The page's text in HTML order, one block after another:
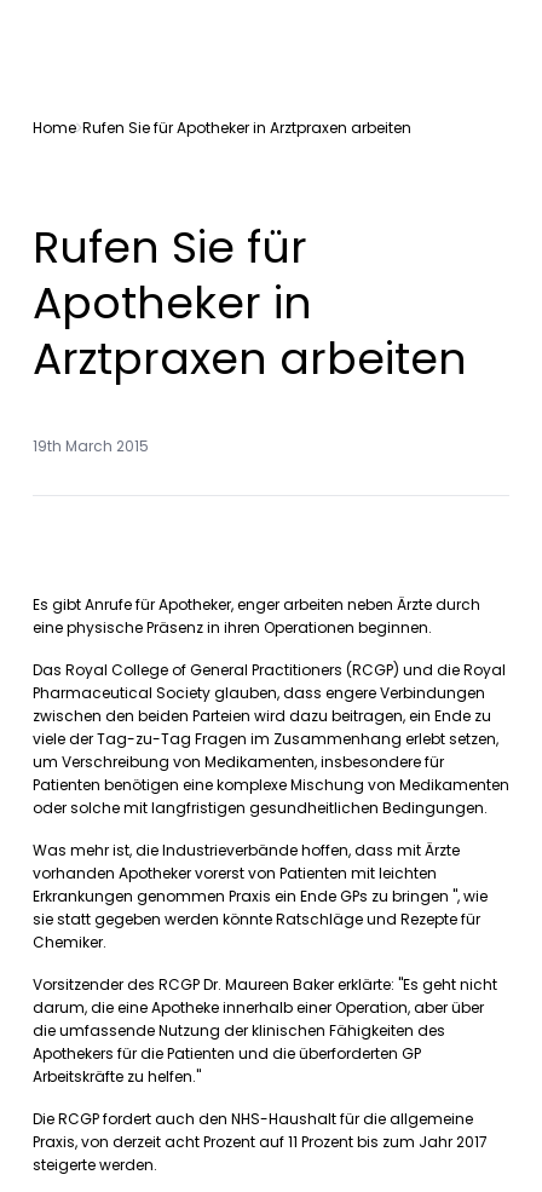
Home Rufen Sie für Apotheker in Arztpraxen arbeiten
Rufen Sie für
Apotheker in
Arztpraxen arbeiten
19th March 2015
Es gibt Anrufe für Apotheker, enger arbeiten neben Ärzte durch
eine physische Präsenz in ihren Operationen beginnen.
Das Royal College of General Practitioners (RCGP) und die Royal
Pharmaceutical Society glauben, dass engere Verbindungen
zwischen den beiden Parteien wird dazu beitragen, ein Ende zu
viele der Tag-zu-Tag Fragen im Zusammenhang erlebt setzen,
um Verschreibung von Medikamenten, insbesondere für
Patienten benötigen eine komplexe Mischung von Medikamenten
oder solche mit langfristigen gesundheitlichen Bedingungen.
Was mehr ist, die Industrieverbände hoffen, dass mit Ärzte
vorhanden Apotheker vorerst von Patienten mit leichten
Erkrankungen genommen Praxis ein Ende GPs zu bringen ", wie
sie statt gegeben werden könnte Ratschläge und Rezepte für
Chemiker.
Vorsitzender des RCGP Dr. Maureen Baker erklärte: "Es geht nicht
darum, die eine Apotheke innerhalb einer Operation, aber über
die umfassende Nutzung der klinischen Fähigkeiten des
Apothekers für die Patienten und die überforderten GP
Arbeitskräfte zu helfen."
Die RCGP fordert auch den NHS-Haushalt für die allgemeine
Praxis, von derzeit acht Prozent auf 11 Prozent bis zum Jahr 2017
steigerte werden.